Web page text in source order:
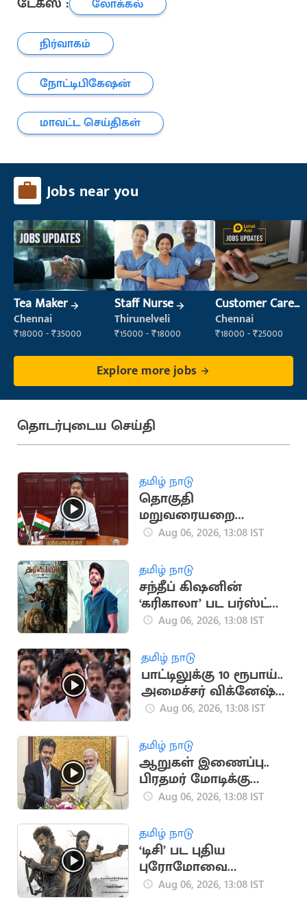
நிர்வாகம்
நோட்டிபிகேஷன்
மாவட்ட செய்திகள்
Jobs near you
Tea Maker
Chennai
₹18000 - ₹35000
Staff Nurse
Thirunelveli
₹15000 - ₹18000
Customer Care
Executive
Chennai
₹18000 - ₹25000
Explore more jobs
தொடர்புடைய செய்தி
தமிழ் நாடு
தொகுதி
மறுவரையறை
விவகாரம்.. அனைத்து
விஜய் அழைப்பு
Aug 06, 2026, 13:08 IST
தமிழ் நாடு
சந்தீப் கிஷனின்
‘கரிகாலா’ பட பர்ஸ்ட்
லுக் வெளியீடு
Aug 06, 2026, 13:08 IST
தமிழ் நாடு
பாட்டிலுக்கு 10 ரூபாய்..
அமைச்சர் விக்னேஷ்
விளக்கம்
Aug 06, 2026, 13:08 IST
தமிழ் நாடு
ஆறுகள் இணைப்பு..
பிரதமர் மோடிக்கு
முதலமைச்சர் விஜய்
Aug 06, 2026, 13:08 IST
தமிழ் நாடு
‘டிசி’ பட புதிய
புரோமோவை
வெளியிட்ட படக்குழு
Aug 06, 2026, 13:08 IST